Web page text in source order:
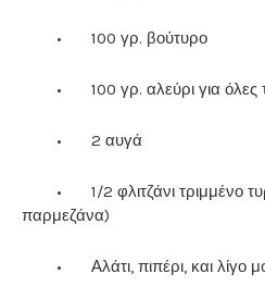
• 100 γρ. βούτυρο
• 100 γρ. αλεύρι για όλες
• 2 αυγά
•
1/2 φλιτζάνι τριμμένο
παρμεζάνα)
• Αλάτι, πιπέρι, και λίγο